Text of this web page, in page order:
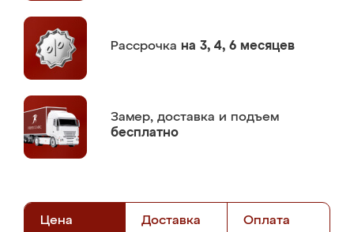
Рассрочка на 3, 4, 6 месяцев
Замер, доставка и подъем
бесплатно
Цена Доставка Оплата